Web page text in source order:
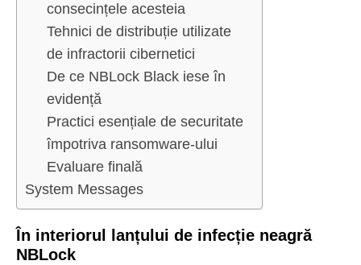
consecințele acesteia
Tehnici de distribuție utilizate
de infractorii cibernetici
De ce NBLock Black iese în
evidență
Practici esențiale de securitate
împotriva ransomware-ului
Evaluare finală
System Messages
În interiorul lanțului de infecție neagră
NBLock